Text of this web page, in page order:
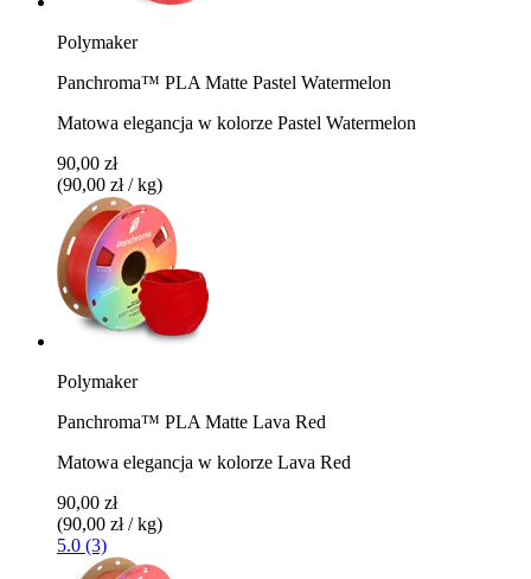
Polymaker
Panchroma™ PLA Matte Pastel Watermelon
Matowa elegancja w kolorze Pastel Watermelon
90,00 zł
(90,00 zł / kg)
Polymaker
Panchroma™ PLA Matte Lava Red
Matowa elegancja w kolorze Lava Red
90,00 zł
(90,00 zł / kg)
5.0 (3)